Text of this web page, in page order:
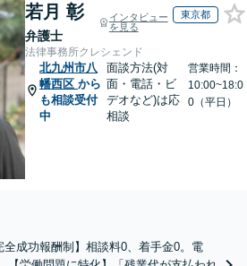
若月 彰
弁護士
インタビュー
を見る
東京都
法律事務所クレシェンド
北九州市八
幡西区 から
も相談受付
中
面談方法(対
面・電話・ビ
デオなど)は応
相談
営業時間：
10:00~18:0
0（平日）
全成功報酬制】相談料0、着手金0。電